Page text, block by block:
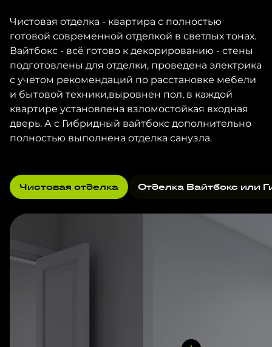
Чистовая отделка - квартира с полностью
готовой современной отделкой в светлых тонах.
Вайтбокс - всё готово к декорированию - стены
подготовлены для отделки, проведена электрика
с учетом рекомендаций по расстановке мебели
и бытовой техники,выровнен пол, в каждой
квартире установлена взломостойкая входная
дверь. А с Гибридный вайтбокс дополнительно
полностью выполнена отделка санузла.
Чистовая отделка Отделка Вайтбокс или